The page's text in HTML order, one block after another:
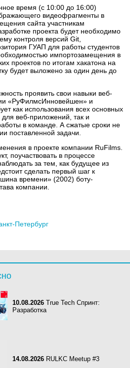
время (с 10:00 до 16:00)
видеофрагменты в
сайта участникам
проекта будет необходимо
контроля версий Git,
ГУАП для работы студентов
импортозамещения в
проектов по итогам хакатона на
будет выложено за один день до
проявить свои навыки веб-
«РуФилмсИнновейшен» и
как использования всех основных
веб-приложений, так и
в команде. А сжатые сроки не
поставленной задачи.
в проекте компании RuFilms.
поучаствовать в процессе
за тем, как будущее из
сделать первый шаг к
времени» (2002) боту-
компании.
Петербург
10.08.2026 True Tech Спринт:
Разработка
14.08.2026 RULKC Meetup #3